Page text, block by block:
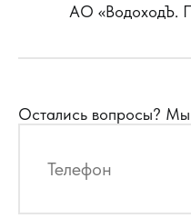
АО «ВодоходЪ.
Остались вопросы? Мы